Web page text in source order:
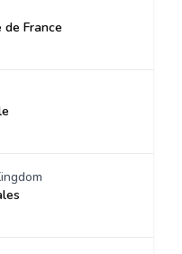
France